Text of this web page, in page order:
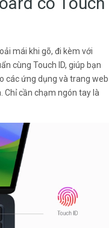
mái khi gõ, đi kèm với
cùng Touch ID, giúp bạn
các ứng dụng và trang web
Chỉ cần chạm ngón tay là